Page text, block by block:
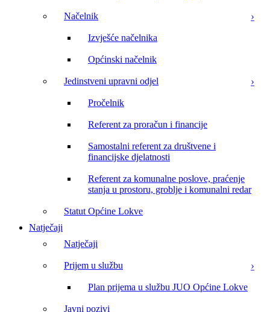
Načelnik
Izvješće načelnika
Općinski načelnik
Jedinstveni upravni odjel
Pročelnik
Referent za proračun i financije
Samostalni referent za društvene i
financijske djelatnosti
Referent za komunalne poslove, praćenje
stanja u prostoru, groblje i komunalni redar
Statut Općine Lokve
Natječaji
Natječaji
Prijem u službu
Plan prijema u službu JUO Općine Lokve
Javni pozivi